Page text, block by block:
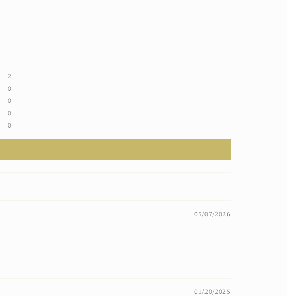
2
0
0
0
0
05/07/2026
01/20/2025